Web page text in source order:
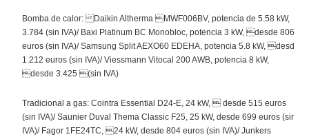
Bomba de calor: Daikin Altherma MWF006BV, potencia de 5.58 kW,
3.784 (sin IVA)/ Baxi Platinum BC Monobloc, potencia 3 kW, desde 806
euros (sin IVA)/ Samsung Split AEXO60 EDEHA, potencia 5.8 kW, desde
1.212 euros (sin IVA)/ Viessmann Vitocal 200 AWB, potencia 8 kW,
desde 3.425 (sin IVA)
Tradicional a gas: Cointra Essential D24-E, 24 kW,  desde 515 euros
(sin IVA)/ Saunier Duval Thema Classic F25, 25 kW, desde 699 euros (sin
IVA)/ Fagor 1FE24TC, 24 kW, desde 804 euros (sin IVA)/ Junkers